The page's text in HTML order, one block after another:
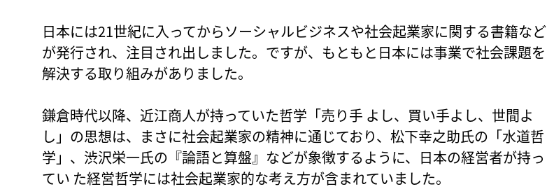
日本には21世紀に入ってからソーシャルビジネスや社会起業家に関する書籍など
が発行され、注目され出しました。ですが、もともと日本には事業で社会課題を
解決する取り組みがありました。
鎌倉時代以降、近江商人が持っていた哲学「売り手 よし、買い手よし、世間よ
し」の思想は、まさに社会起業家の精神に通じており、松下幸之助氏の「水道哲
学」、渋沢栄一氏の『論語と算盤』などが象徴するように、日本の経営者が持っ
てい た経営哲学には社会起業家的な考え方が含まれていました。